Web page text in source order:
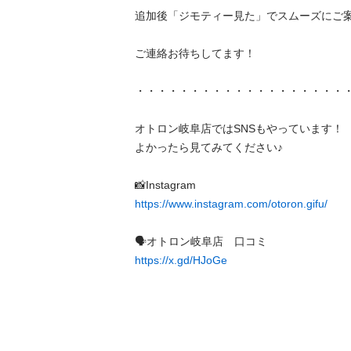
追加後「ジモティー見た」でスムーズにご
ご連絡お待ちしてます！
・・・・・・・・・・・・・・・・・・・
オトロン岐阜店ではSNSもやっています！
よかったら見てみてください♪
https://www.instagram.com/otoron.gifu/
https://x.gd/HJoGe